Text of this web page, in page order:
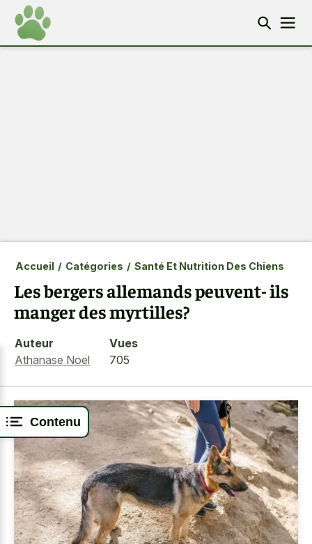
Contenu
Accueil / Catégories / Santé Et Nutrition Des Chiens
Les bergers allemands peuvent- ils
manger des myrtilles?
Auteur
Athanase Noel
Vues
705